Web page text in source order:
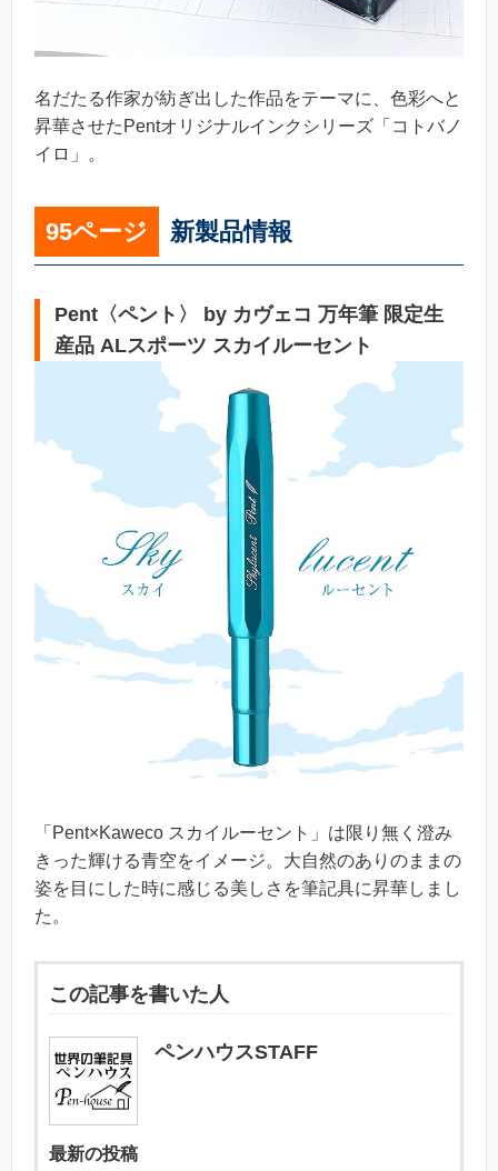
名だたる作家が紡ぎ出した作品をテーマに、色彩へと
昇華させたPentオリジナルインクシリーズ「コトバノ
イロ」。
95ページ 新製品情報
Pent〈ペント〉 by カヴェコ 万年筆 限定生
産品 ALスポーツ スカイルーセント
「Pent×Kaweco スカイルーセント」は限り無く澄み
きった輝ける青空をイメージ。大自然のありのままの
姿を目にした時に感じる美しさを筆記具に昇華しまし
た。
この記事を書いた人
ペンハウスSTAFF
最新の投稿